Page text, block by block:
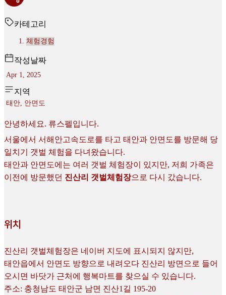
카테고리
체험경험
작성날짜
Apr 1, 2025
지역
태안, 안면도
안녕하세요. 류스펠입니다.
서울에서 서해안고속도로를 타고 태안과 안면도를 방문해 당
일치기 갯벌 체험을 다녀왔습니다.
태안과 안면도에는 여러 갯벌 체험장이 있지만, 저희 가족은
이전에 방문했던 진산리 갯벌체험장으로 다시 갔습니다.
위치
진산리 갯벌체험장은 네이버 지도에 표시되지 않지만,
태안읍에서 안면도 방향으로 내려오다 진산리 방면으로 들어
오시면 바닷가 근처에 행복마트를 찾으실 수 있습니다.
주소: 충청남도 태안군 남면 진산1길 195-20